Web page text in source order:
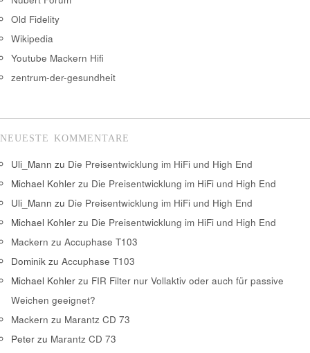
Old Fidelity
Wikipedia
Youtube Mackern Hifi
zentrum-der-gesundheit
NEUESTE KOMMENTARE
Uli_Mann zu Die Preisentwicklung im HiFi und High End
Michael Kohler zu Die Preisentwicklung im HiFi und High End
Uli_Mann zu Die Preisentwicklung im HiFi und High End
Michael Kohler zu Die Preisentwicklung im HiFi und High End
Mackern zu Accuphase T103
Dominik zu Accuphase T103
Michael Kohler zu FIR Filter nur Vollaktiv oder auch für passive
Weichen geeignet?
Mackern zu Marantz CD 73
Peter zu Marantz CD 73